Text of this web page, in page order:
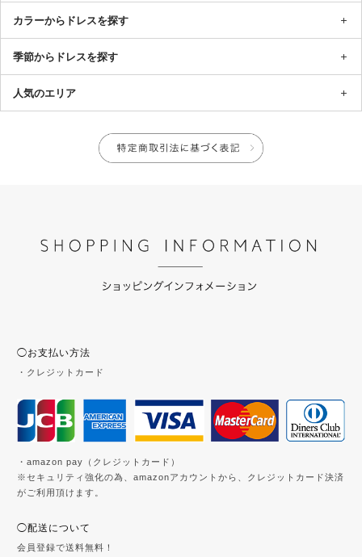
カラーからドレスを探す
季節からドレスを探す
人気のエリア
◯お支払い方法
・クレジットカード
・amazon pay（クレジットカード）
※セキュリティ強化の為、amazonアカウントから、クレジットカード決済
がご利用頂けます。
◯配送について
会員登録で送料無料！